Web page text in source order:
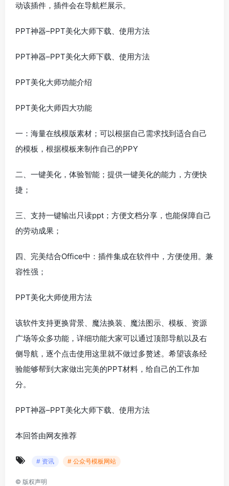
动该插件，插件会在导航栏展示。
PPT神器–PPT美化大师下载、使用方法
PPT神器–PPT美化大师下载、使用方法
PPT美化大师功能介绍
PPT美化大师四大功能
一：海量在线模版素材；可以根据自己需求找到适合自己
的模板，根据模板来制作自己的PPY
二、一键美化，体验智能；提供一键美化的能力，方便快
捷；
三、支持一键输出只读ppt；方便文档分享，也能保障自己
的劳动成果；
四、完美结合Office中：插件集成在软件中，方便使用。兼
容性强；
PPT美化大师使用方法
该软件支持更换背景、魔法换装、魔法图示、模板、资源
广场等众多功能，详细功能大家可以通过顶部导航以及右
侧导航，逐个点击使用这里就不做过多赘述。希望该条经
验能够帮到大家做出完美的PPT材料，给自己的工作加
分。
PPT神器–PPT美化大师下载、使用方法
本回答由网友推荐
# 资讯 # 公众号模板网站
© 版权声明